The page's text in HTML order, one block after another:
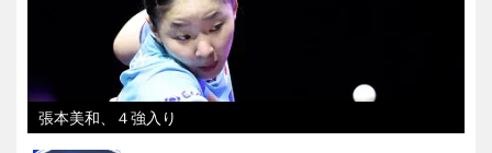
張本美和、４強入り